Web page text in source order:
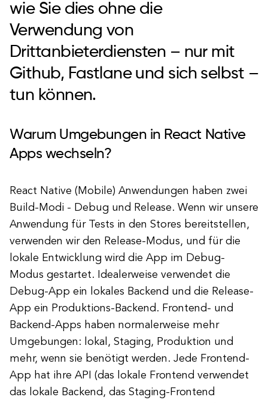
wie Sie dies ohne die
Verwendung von
Drittanbieterdiensten – nur mit
Github, Fastlane und sich selbst –
tun können.
Warum Umgebungen in React Native
Apps wechseln?
React Native (Mobile) Anwendungen haben zwei
Build-Modi - Debug und Release. Wenn wir unsere
Anwendung für Tests in den Stores bereitstellen,
verwenden wir den Release-Modus, und für die
lokale Entwicklung wird die App im Debug-
Modus gestartet. Idealerweise verwendet die
Debug-App ein lokales Backend und die Release-
App ein Produktions-Backend. Frontend- und
Backend-Apps haben normalerweise mehr
Umgebungen: lokal, Staging, Produktion und
mehr, wenn sie benötigt werden. Jede Frontend-
App hat ihre API (das lokale Frontend verwendet
das lokale Backend, das Staging-Frontend